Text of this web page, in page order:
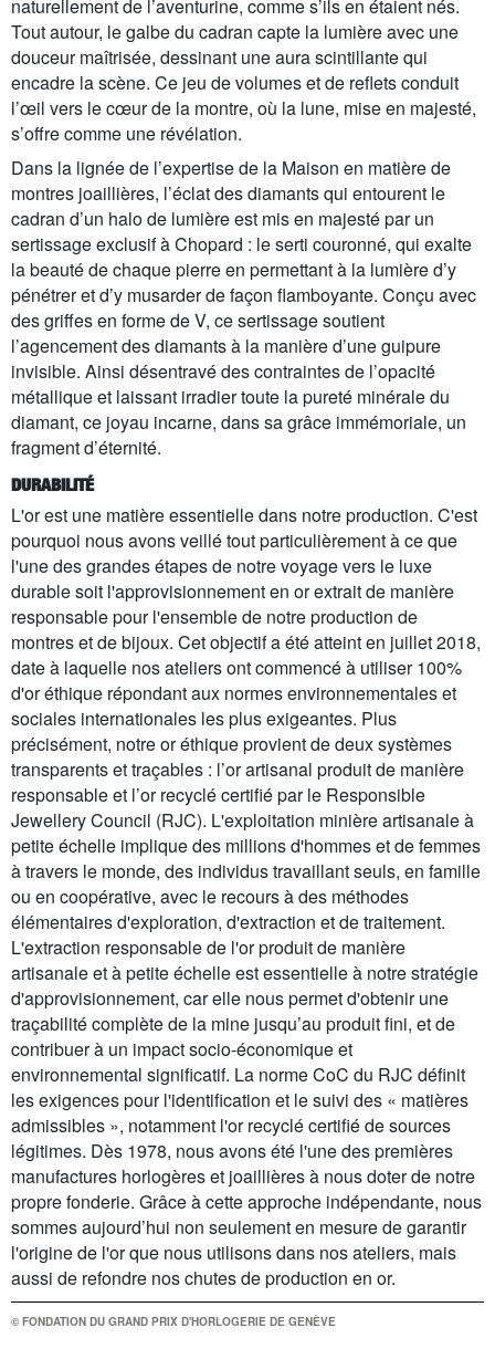
naturellement de l’aventurine, comme s’ils en étaient nés.
Tout autour, le galbe du cadran capte la lumière avec une
douceur maîtrisée, dessinant une aura scintillante qui
encadre la scène. Ce jeu de volumes et de reflets conduit
l’œil vers le cœur de la montre, où la lune, mise en majesté,
s’offre comme une révélation.
Dans la lignée de l’expertise de la Maison en matière de
montres joaillières, l’éclat des diamants qui entourent le
cadran d’un halo de lumière est mis en majesté par un
sertissage exclusif à Chopard : le serti couronné, qui exalte
la beauté de chaque pierre en permettant à la lumière d’y
pénétrer et d’y musarder de façon flamboyante. Conçu avec
des griffes en forme de V, ce sertissage soutient
l’agencement des diamants à la manière d’une guipure
invisible. Ainsi désentravé des contraintes de l’opacité
métallique et laissant irradier toute la pureté minérale du
diamant, ce joyau incarne, dans sa grâce immémoriale, un
fragment d’éternité.
DURABILITÉ
L'or est une matière essentielle dans notre production. C'est
pourquoi nous avons veillé tout particulièrement à ce que
l'une des grandes étapes de notre voyage vers le luxe
durable soit l'approvisionnement en or extrait de manière
responsable pour l'ensemble de notre production de
montres et de bijoux. Cet objectif a été atteint en juillet 2018,
date à laquelle nos ateliers ont commencé à utiliser 100%
d'or éthique répondant aux normes environnementales et
sociales internationales les plus exigeantes. Plus
précisément, notre or éthique provient de deux systèmes
transparents et traçables : l’or artisanal produit de manière
responsable et l’or recyclé certifié par le Responsible
Jewellery Council (RJC). L'exploitation minière artisanale à
petite échelle implique des millions d'hommes et de femmes
à travers le monde, des individus travaillant seuls, en famille
ou en coopérative, avec le recours à des méthodes
élémentaires d'exploration, d'extraction et de traitement.
L'extraction responsable de l'or produit de manière
artisanale et à petite échelle est essentielle à notre stratégie
d'approvisionnement, car elle nous permet d'obtenir une
traçabilité complète de la mine jusqu’au produit fini, et de
contribuer à un impact socio-économique et
environnemental significatif. La norme CoC du RJC définit
les exigences pour l'identification et le suivi des « matières
admissibles », notamment l'or recyclé certifié de sources
légitimes. Dès 1978, nous avons été l'une des premières
manufactures horlogères et joaillières à nous doter de notre
propre fonderie. Grâce à cette approche indépendante, nous
sommes aujourd’hui non seulement en mesure de garantir
l'origine de l'or que nous utilisons dans nos ateliers, mais
aussi de refondre nos chutes de production en or.
© FONDATION DU GRAND PRIX D'HORLOGERIE DE GENÈVE